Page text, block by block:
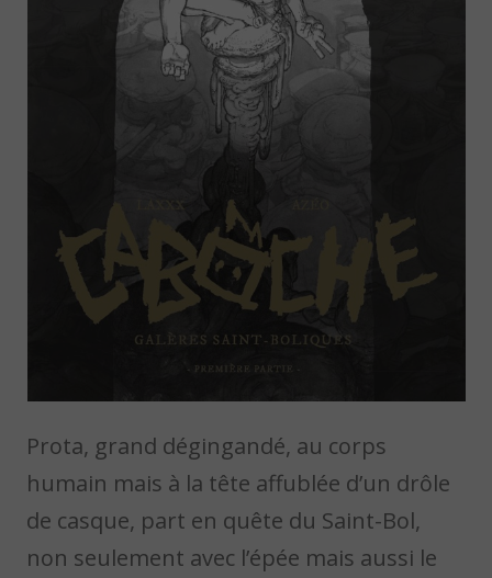
Prota, grand dégingandé, au corps
humain mais à la tête affublée d’un drôle
de casque, part en quête du Saint-Bol,
non seulement avec l’épée mais aussi le